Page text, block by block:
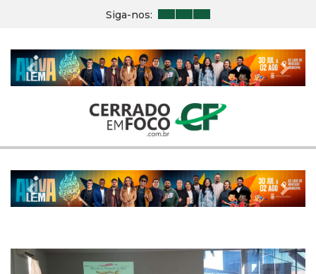
Siga-nos:
Previous Next
Previous Next